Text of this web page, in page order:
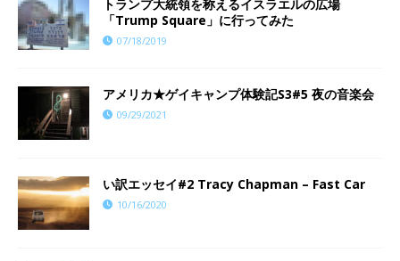
トランプ大統領を称えるイスラエルの広場
「Trump Square」に行ってみた
07/18/2019
アメリカ★ゲイキャンプ体験記S3#5 夜の音楽会
09/29/2021
い訳エッセイ#2 Tracy Chapman – Fast Car
10/16/2020